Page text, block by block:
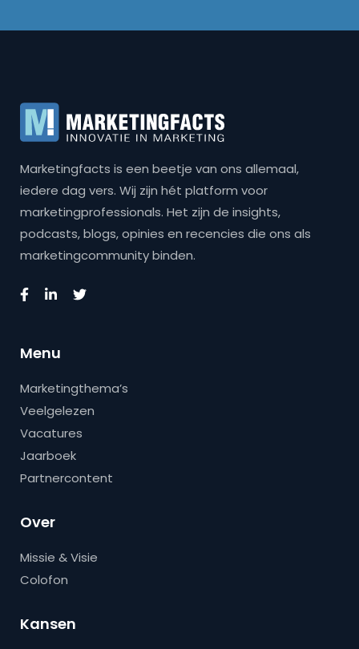
Marketingfacts is een beetje van ons allemaal,
iedere dag vers. Wij zijn hét platform voor
marketingprofessionals. Het zijn de insights,
podcasts, blogs, opinies en recencies die ons als
marketingcommunity binden.
Menu
Marketingthema’s
Veelgelezen
Vacatures
Jaarboek
Partnercontent
Over
Missie & Visie
Colofon
Kansen